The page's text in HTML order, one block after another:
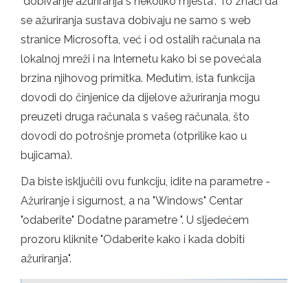
se ažuriranja sustava dobivaju ne samo s web
stranice Microsofta, već i od ostalih računala na
lokalnoj mreži i na Internetu kako bi se povećala
brzina njihovog primitka. Međutim, ista funkcija
dovodi do činjenice da dijelove ažuriranja mogu
preuzeti druga računala s vašeg računala, što
dovodi do potrošnje prometa (otprilike kao u
bujicama).
Da biste isključili ovu funkciju, idite na parametre -
Ažuriranje i sigurnost, a na "Windows" Centar
"odaberite" Dodatne parametre ". U sljedećem
prozoru kliknite "Odaberite kako i kada dobiti
ažuriranja".